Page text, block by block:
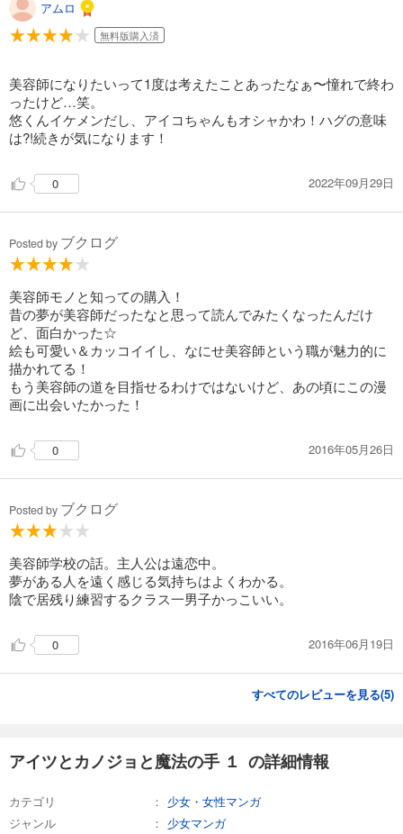
アムロ
無料版購入済
美容師になりたいって1度は考えたことあったなぁ〜憧れで終わ
ったけど…笑。
悠くんイケメンだし、アイコちゃんもオシャかわ！ハグの意味
は?!続きが気になります！
0 2022年09月29日
Posted by ブクログ
美容師モノと知っての購入！
昔の夢が美容師だったなと思って読んでみたくなったんだけ
ど、面白かった☆
絵も可愛い＆カッコイイし、なにせ美容師という職が魅力的に
描かれてる！
もう美容師の道を目指せるわけではないけど、あの頃にこの漫
画に出会いたかった！
0 2016年05月26日
Posted by ブクログ
美容師学校の話。主人公は遠恋中。
夢がある人を遠く感じる気持ちはよくわかる。
陰で居残り練習するクラス一男子かっこいい。
0 2016年06月19日
すべてのレビューを見る(5)
アイツとカノジョと魔法の手 １ の詳細情報
カテゴリ
少女・女性マンガ
ジャンル
少女マンガ